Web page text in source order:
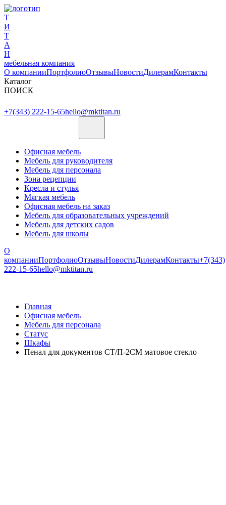
Т
И
Т
А
Н
мебельная компания
О компанииПортфолиоОтзывыНовостиДилерамКонтакты
Каталог
ПОИСК
+7(343) 222-15-65hello@mktitan.ru
Офисная мебель
Мебель для руководителя
Мебель для персонала
Зона рецепции
Кресла и стулья
Мягкая мебель
Офисная мебель на заказ
Мебель для образовательных учреждений
Мебель для детских садов
Мебель для школы
О
компанииПортфолиоОтзывыНовостиДилерамКонтакты+7(343)
222-15-65hello@mktitan.ru
Главная
Офисная мебель
Мебель для персонала
Статус
Шкафы
Пенал для документов СТ/П-2СМ матовое стекло